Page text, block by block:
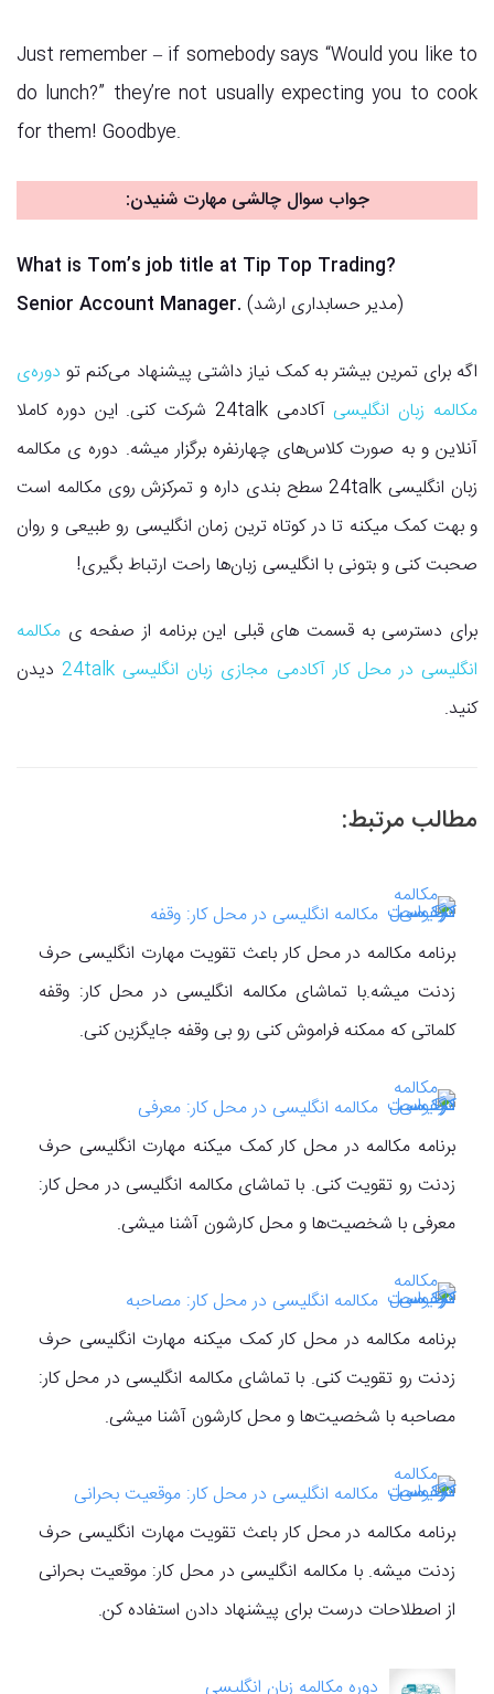
Just remember – if somebody says “Would you like to
do lunch?” they’re not usually expecting you to cook
for them! Goodbye.
جواب سوال چالشی مهارت شنیدن:
What is Tom’s job title at Tip Top Trading?
Senior Account Manager.
(مدیر حسابداری ارشد)
اگه برای تمرین بیشتر به کمک نیاز داشتی پیشنهاد می‌کنم تو دوره‌ی
مکالمه زبان انگلیسی
آکادمی 24talk شرکت کنی. این دوره کاملا
آنلاین و به صورت کلاس‌های چهارنفره برگزار میشه. دوره ی مکالمه
زبان انگلیسی 24talk سطح بندی داره و تمرکزش روی مکالمه است
و بهت کمک میکنه تا در کوتاه ترین زمان انگلیسی رو طبیعی و روان
صحبت کنی و بتونی با انگلیسی زبان‌ها راحت ارتباط بگیری!
برای دسترسی به قسمت های قبلی این برنامه از صفحه ی مکالمه
انگلیسی در محل کار آکادمی مجازی زبان انگلیسی 24talk
دیدن
کنید.
مطالب مرتبط:
مکالمه انگلیسی در محل کار: وقفه
برنامه مکالمه در محل کار باعث تقویت مهارت انگلیسی حرف
زدنت میشه.با تماشای مکالمه انگلیسی در محل کار: وقفه
کلماتی که ممکنه فراموش کنی رو بی وقفه جایگزین کنی.
مکالمه انگلیسی در محل کار: معرفی
برنامه مکالمه در محل کار کمک میکنه مهارت انگلیسی حرف
زدنت رو تقویت کنی. با تماشای مکالمه انگلیسی در محل کار:
معرفی با شخصیت‌ها و محل کارشون آشنا میشی.
مکالمه انگلیسی در محل کار: مصاحبه
برنامه مکالمه در محل کار کمک میکنه مهارت انگلیسی حرف
زدنت رو تقویت کنی. با تماشای مکالمه انگلیسی در محل کار:
مصاحبه با شخصیت‌ها و محل کارشون آشنا میشی.
مکالمه انگلیسی در محل کار: موقعیت بحرانی
برنامه مکالمه در محل کار باعث تقویت مهارت انگلیسی حرف
زدنت میشه. با مکالمه انگلیسی در محل کار: موقعیت بحرانی
از اصطلاحات درست برای پیشنهاد دادن استفاده کن.